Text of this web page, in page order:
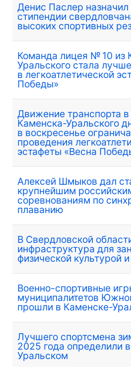
Денис Паслер
стипендии
высоких спортивных
Команда лицея № 10 из
Уральского стала
в легкоатлетической
Победы»
Движение транспорта
Каменска-Уральского
в воскресенье
проведения
эстафеты «Весна
Алексей Шмыков дал
крупнейшим
соревнованиям по
плаванию
В Свердловской
инфраструктура для
физической культурой
Военно-спортивные
муниципалитетов
прошли в Каменске-
Лучшего спортсмена
2025 года определили
Уральском